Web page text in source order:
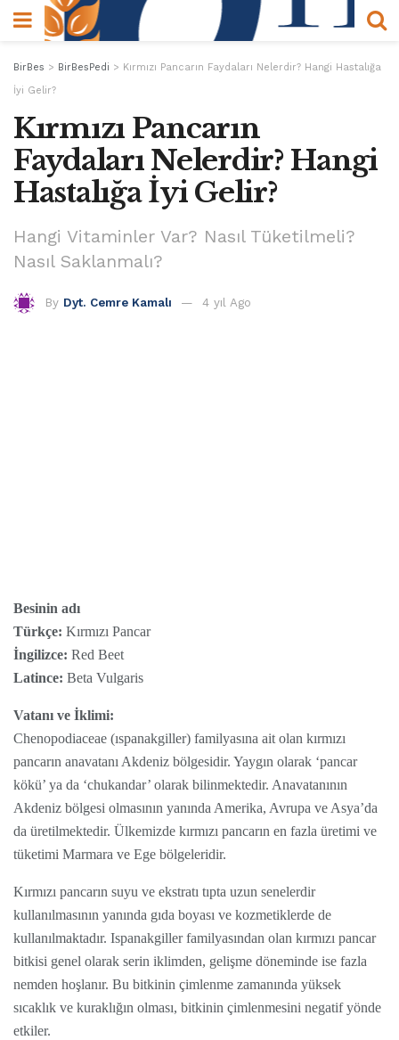
BirBes > BirBesPedi > Kırmızı Pancarın Faydaları Nelerdir? Hangi Hastalığa
İyi Gelir?
Kırmızı Pancarın
Faydaları Nelerdir? Hangi
Hastalığa İyi Gelir?
Hangi Vitaminler Var? Nasıl Tüketilmeli?
Nasıl Saklanmalı?
By Dyt. Cemre Kamalı 4 yıl Ago
Besinin adı
Türkçe: Kırmızı Pancar
İngilizce: Red Beet
Latince: Beta Vulgaris
Vatanı ve İklimi:
Chenopodiaceae (ıspanakgiller) familyasına ait olan kırmızı
pancarın anavatanı Akdeniz bölgesidir. Yaygın olarak ‘pancar
kökü’ ya da ‘chukandar’ olarak bilinmektedir. Anavatanının
Akdeniz bölgesi olmasının yanında Amerika, Avrupa ve Asya’da
da üretilmektedir. Ülkemizde kırmızı pancarın en fazla üretimi ve
tüketimi Marmara ve Ege bölgeleridir.
Kırmızı pancarın suyu ve ekstratı tıpta uzun senelerdir
kullanılmasının yanında gıda boyası ve kozmetiklerde de
kullanılmaktadır. Ispanakgiller familyasından olan kırmızı pancar
bitkisi genel olarak serin iklimden, gelişme döneminde ise fazla
nemden hoşlanır. Bu bitkinin çimlenme zamanında yüksek
sıcaklık ve kuraklığın olması, bitkinin çimlenmesini negatif yönde
etkiler.